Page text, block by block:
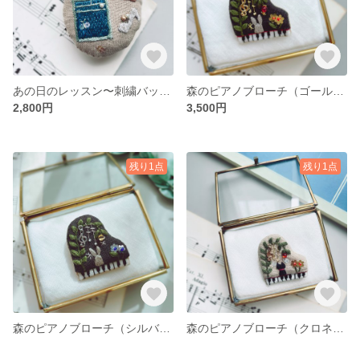
2,800円
3,500円
残り1点
森のピアノブローチ（シルバータイプ）
残り1点